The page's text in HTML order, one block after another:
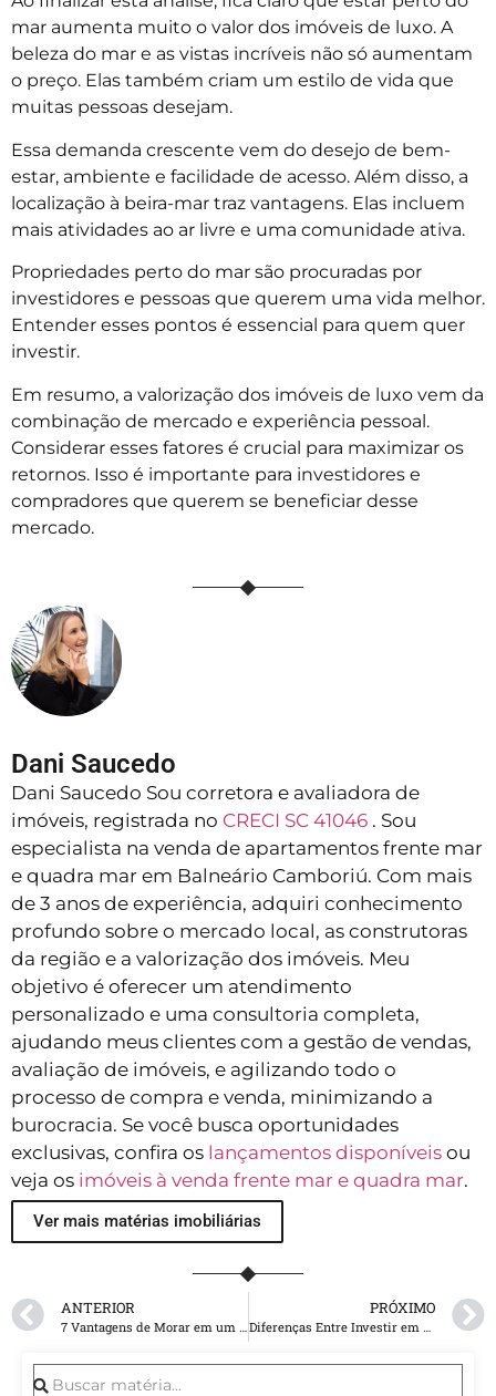
mar aumenta muito o valor dos imóveis de luxo. A
beleza do mar e as vistas incríveis não só aumentam
o preço. Elas também criam um estilo de vida que
muitas pessoas desejam.
Essa demanda crescente vem do desejo de bem-
estar, ambiente e facilidade de acesso. Além disso, a
localização à beira-mar traz vantagens. Elas incluem
mais atividades ao ar livre e uma comunidade ativa.
Propriedades perto do mar são procuradas por
investidores e pessoas que querem uma vida melhor.
Entender esses pontos é essencial para quem quer
investir.
Em resumo, a valorização dos imóveis de luxo vem da
combinação de mercado e experiência pessoal.
Considerar esses fatores é crucial para maximizar os
retornos. Isso é importante para investidores e
compradores que querem se beneficiar desse
mercado.
Dani Saucedo
Dani Saucedo Sou corretora e avaliadora de
imóveis, registrada no CRECI SC 41046 . Sou
especialista na venda de apartamentos frente mar
e quadra mar em Balneário Camboriú. Com mais
de 3 anos de experiência, adquiri conhecimento
profundo sobre o mercado local, as construtoras
da região e a valorização dos imóveis. Meu
objetivo é oferecer um atendimento
personalizado e uma consultoria completa,
ajudando meus clientes com a gestão de vendas,
avaliação de imóveis, e agilizando todo o
processo de compra e venda, minimizando a
burocracia. Se você busca oportunidades
exclusivas, confira os lançamentos disponíveis ou
veja os imóveis à venda frente mar e quadra mar.
Ver mais matérias imobiliárias
ANTERIOR PRÓXIMO